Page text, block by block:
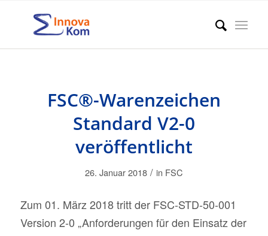
FSC®-Warenzeichen
Standard V2-0
veröffentlicht
26. Januar 2018 / in FSC
Zum 01. März 2018 tritt der FSC-STD-50-001
Version 2-0 „Anforderungen für den Einsatz der